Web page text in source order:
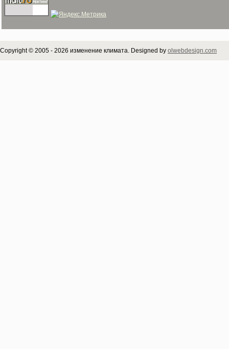
Copyright © 2005 - 2026 изменение климата. Designed by olwebdesign.com